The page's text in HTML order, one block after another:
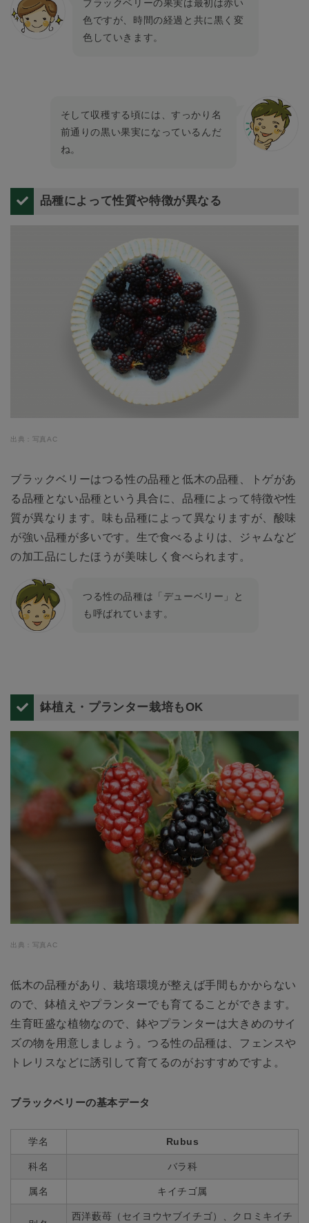
ブラックベリーの果実は最初は赤い
色ですが、時間の経過と共に黒く変
色していきます。
そして収穫する頃には、すっかり名
前通りの黒い果実になっているんだ
ね。
品種によって性質や特徴が異なる
出典：写真AC
ブラックベリーはつる性の品種と低木の品種、トゲがあ
る品種とない品種という具合に、品種によって特徴や性
質が異なります。味も品種によって異なりますが、酸味
が強い品種が多いです。生で食べるよりは、ジャムなど
の加工品にしたほうが美味しく食べられます。
つる性の品種は「デューベリー」と
も呼ばれています。
鉢植え・プランター栽培もOK
出典：写真AC
低木の品種があり、栽培環境が整えば手間もかからない
ので、鉢植えやプランターでも育てることができます。
生育旺盛な植物なので、鉢やプランターは大きめのサイ
ズの物を用意しましょう。つる性の品種は、フェンスや
トレリスなどに誘引して育てるのがおすすめですよ。
ブラックベリーの基本データ
学名 Rubus
科名 バラ科
属名 キイチゴ属
西洋藪苺（セイヨウヤブイチゴ）、クロミキイチ